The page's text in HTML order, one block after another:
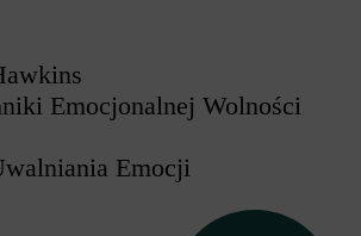
Emocjonalnej Wolności
Emocji